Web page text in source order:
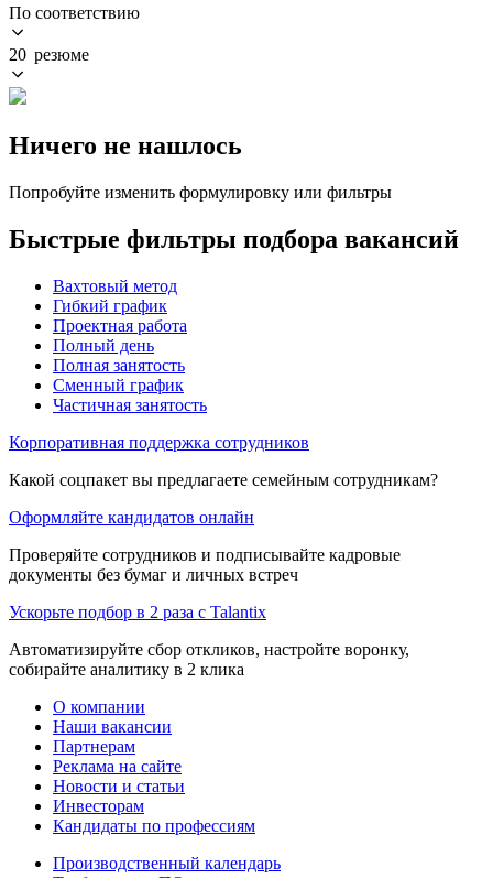
По соответствию
20 резюме
Ничего не нашлось
Попробуйте изменить формулировку или фильтры
Быстрые фильтры подбора вакансий
Вахтовый метод
Гибкий график
Проектная работа
Полный день
Полная занятость
Сменный график
Частичная занятость
Корпоративная поддержка сотрудников
Какой соцпакет вы предлагаете семейным сотрудникам?
Оформляйте кандидатов онлайн
Проверяйте сотрудников и подписывайте кадровые
документы без бумаг и личных встреч
Ускорьте подбор в 2 раза с Talantix
Автоматизируйте сбор откликов, настройте воронку,
собирайте аналитику в 2 клика
О компании
Наши вакансии
Партнерам
Реклама на сайте
Новости и статьи
Инвесторам
Кандидаты по профессиям
Производственный календарь